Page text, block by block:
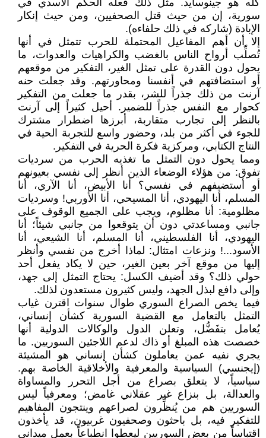
كله هو جينوسايد. مثل ذلك فعله الحكم الأسدي في
سورية، إن من حيث قتل الصحفيين، ومن حيث إنكار
الإبادة (شاركه في ذلك حلفاءه).
إلا أن أهم المفاعيل المحتملة للحرب تتمثل في أنها
تُصلِّب أرواح الناس بالغضب والكراهيات والعدوات، ما
يحول دون القدرة على تمثل الغير، التفكير من موقعهم
أو استضافتهم في أنفسنا ومحاورتهم. وقد جعلت حنه
آرنت من ذلك جذراً للشر، بقدر ما جعلت من التفكير
كحوار مع النفس جذراً للضمير. أحيل كثيراً إلى آرنت
بالنظر إلى تجارب متقاربة، أبرزها اضطرار مشترك
للجوء في أكثر من بلد، وحضور واسع للتجربة الحية في
النتاج الكتابي، ومركزية فكرة الحرية في التفكير.
ومما يحول دون التمثل ما تغذيه الحرب من سرديات
تفوق: من هؤلاء الوضعاء الذين أنظر إلى نفسي بعيونهم
أو أستضيفهم في نفسي؟ أنا الأبيض، أنا الآري، أنا
المسلم، أنا اليهودي، أنا المسيحي، أنا الأوربي! وسرديات
مظلومية: أنا مظلوم، ويجب على الجميع الوقوف على
جانبي ومساعدتي دون أن يتوقعوا من جانبي شيئاً؛ أنا
اليهودي، أنا الفلسطيني، أنا المسلم، أنا الشيعي، أنا
الأسود...! ونزعات امتثال: لماذا أخرج من نفسي وأنظر
إليها من موقع آخر بعين الغير، حين لا يكاد يفعل أحد
حولي ذلك؟ وقد أضيف الكسل: يحتاج التمثل إلى جهد،
وإلى دافع لبذل الجهد، وليس كثيرون مستعدون لذلك.
فيما يخص الصراع السوري طوال سنوات اقترن غياب
التمثل بالتعامل مع القضية السورية كشأن إنساني،
يُعامل بتفَضُّل، وتعلن الدول والوكالات الدولية أنها
خصصت هذه المبلغ أو ذاك لدعم اللاجئين السوريين. ما
يجري نفيه عمن يعاملون كشأن إنساني هو المشيئة
(إيجنسي) السياسية والمعرفية والأخلاقية الخاصة بهم.
سياسياً، لا يتعلق بصراع من أجل التحرر والمساواة
والعدالة، بل بنزاع غير عقلاني غامض؛ ومعرفياً ليس
السوريين هم من يُنظِّرون لصراعهم وينتجون المفاهيم
للتفكير فيه، بل باحثون وصحفيون غربيون، قد يأخذون
اقتباساً من بعض السوريين ليعطوا انطباعاً بعمل ميداني